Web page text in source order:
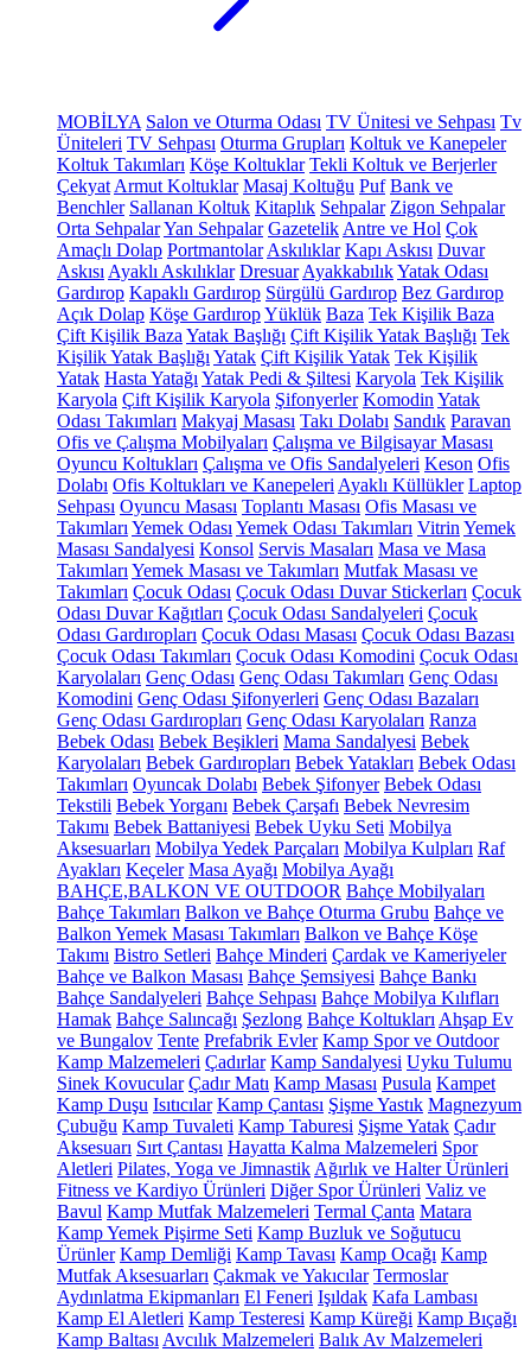
MOBİLYA Salon ve Oturma Odası TV Ünitesi ve Sehpası Tv
Üniteleri TV Sehpası Oturma Grupları Koltuk ve Kanepeler
Koltuk Takımları Köşe Koltuklar Tekli Koltuk ve Berjerler
Çekyat Armut Koltuklar Masaj Koltuğu Puf Bank ve
Benchler Sallanan Koltuk Kitaplık Sehpalar Zigon Sehpalar
Orta SehpalarYan Sehpalar Gazetelik Antre ve Hol Çok
Amaçlı Dolap Portmantolar Askılıklar Kapı Askısı Duvar
Askısı Ayaklı Askılıklar Dresuar AyakkabılıkYatak Odası
Gardırop Kapaklı Gardırop Sürgülü Gardırop Bez Gardırop
Açık Dolap Köşe GardıropYüklük Baza Tek Kişilik Baza
Çift Kişilik Baza Yatak Başlığı Çift Kişilik Yatak Başlığı Tek
Kişilik Yatak Başlığı Yatak Çift Kişilik Yatak Tek Kişilik
Yatak Hasta Yatağı Yatak Pedi & Şiltesi Karyola Tek Kişilik
Karyola Çift Kişilik Karyola Şifonyerler Komodin Yatak
Odası Takımları Makyaj Masası Takı Dolabı Sandık Paravan
Ofis ve Çalışma Mobilyaları Çalışma ve Bilgisayar Masası
Oyuncu Koltukları Çalışma ve Ofis Sandalyeleri Keson Ofis
Dolabı Ofis Koltukları ve Kanepeleri Ayaklı Küllükler Laptop
Sehpası Oyuncu Masası Toplantı Masası Ofis Masası ve
Takımları Yemek Odası Yemek Odası Takımları Vitrin Yemek
Masası Sandalyesi Konsol Servis Masaları Masa ve Masa
Takımları Yemek Masası ve Takımları Mutfak Masası ve
Takımları Çocuk Odası Çocuk Odası Duvar Stickerları Çocuk
Odası Duvar Kağıtları Çocuk Odası Sandalyeleri Çocuk
Odası Gardıropları Çocuk Odası Masası Çocuk Odası Bazası
Çocuk Odası Takımları Çocuk Odası Komodini Çocuk Odası
Karyolaları Genç Odası Genç Odası Takımları Genç Odası
Komodini Genç Odası Şifonyerleri Genç Odası Bazaları
Genç Odası Gardıropları Genç Odası Karyolaları Ranza
Bebek Odası Bebek Beşikleri Mama Sandalyesi Bebek
Karyolaları Bebek Gardıropları Bebek Yatakları Bebek Odası
Takımları Oyuncak Dolabı Bebek Şifonyer Bebek Odası
Tekstili Bebek Yorganı Bebek Çarşafı Bebek Nevresim
Takımı Bebek Battaniyesi Bebek Uyku Seti Mobilya
Aksesuarları Mobilya Yedek Parçaları Mobilya Kulpları Raf
Ayakları Keçeler Masa Ayağı Mobilya Ayağı
BAHÇE,BALKON VE OUTDOOR Bahçe Mobilyaları
Bahçe Takımları Balkon ve Bahçe Oturma Grubu Bahçe ve
Balkon Yemek Masası Takımları Balkon ve Bahçe Köşe
Takımı Bistro Setleri Bahçe Minderi Çardak ve Kameriyeler
Bahçe ve Balkon Masası Bahçe Şemsiyesi Bahçe Bankı
Bahçe Sandalyeleri Bahçe Sehpası Bahçe Mobilya Kılıfları
Hamak Bahçe Salıncağı Şezlong Bahçe Koltukları Ahşap Ev
ve Bungalov Tente Prefabrik Evler Kamp Spor ve Outdoor
Kamp Malzemeleri Çadırlar Kamp Sandalyesi Uyku Tulumu
Sinek Kovucular Çadır Matı Kamp Masası Pusula Kampet
Kamp Duşu Isıtıcılar Kamp Çantası Şişme Yastık Magnezyum
Çubuğu Kamp Tuvaleti Kamp Taburesi Şişme Yatak Çadır
Aksesuarı Sırt Çantası Hayatta Kalma Malzemeleri Spor
Aletleri Pilates, Yoga ve Jimnastik Ağırlık ve Halter Ürünleri
Fitness ve Kardiyo Ürünleri Diğer Spor Ürünleri Valiz ve
Bavul Kamp Mutfak Malzemeleri Termal Çanta Matara
Kamp Yemek Pişirme Seti Kamp Buzluk ve Soğutucu
Ürünler Kamp Demliği Kamp Tavası Kamp Ocağı Kamp
Mutfak Aksesuarları Çakmak ve Yakıcılar Termoslar
Aydınlatma Ekipmanları El Feneri Işıldak Kafa Lambası
Kamp El Aletleri Kamp Testeresi Kamp Küreği Kamp Bıçağı
Kamp Baltası Avcılık Malzemeleri Balık Av Malzemeleri